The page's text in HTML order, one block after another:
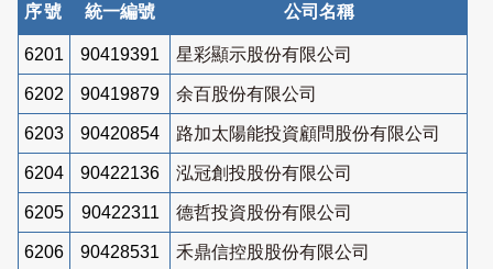
序號 統一編號 公司名稱
6201 90419391 星彩顯示股份有限公司
6202 90419879 余百股份有限公司
6203 90420854 路加太陽能投資顧問股份有限公司
6204 90422136 泓冠創投股份有限公司
6205 90422311 德哲投資股份有限公司
6206 90428531 禾鼎信控股股份有限公司